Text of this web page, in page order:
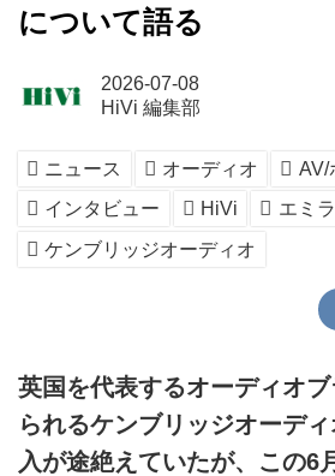
について語る
2026-07-08
HiVi 編集部
ニュース オーディオ
AV/
インタビュー
HiVi エミ
ケンブリッジオーディオ
英国を代表するオーディオ
られるケンブリッジオーデ
入が途絶えていたが、この6